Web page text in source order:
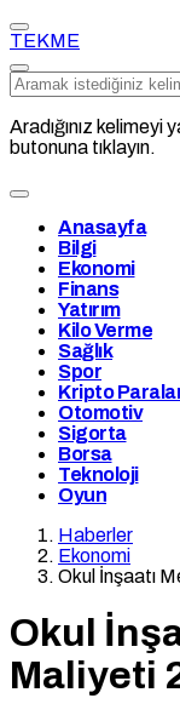
TEKME
Aradığınız kelimeyi
butonuna tıklayın.
Anasayfa
Bilgi
Ekonomi
Finans
Yatırım
Kilo Verme
Sağlık
Spor
Kripto
Otomotiv
Sigorta
Borsa
Teknoloji
Oyun
Haberler
Ekonomi
Okul İnşaatı
Okul
Maliyeti